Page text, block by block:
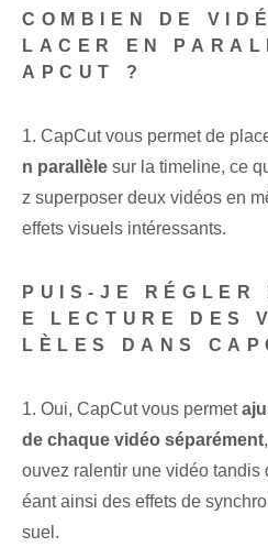
COMBIEN DE
LACER EN
APCUT ?
1. CapCut vous permet de
n parallèle sur la timeline, ce
z superposer deux vidéos en
effets visuels intéressants.
PUIS-JE RÉGLER
E LECTURE DES
LÈLES DANS
1. Oui, CapCut vous permet
de chaque vidéo séparément
ouvez ralentir une vidéo tandis
éant ainsi des effets de
suel.